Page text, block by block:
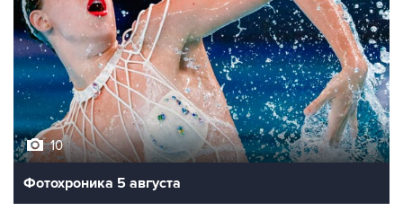
10
Фотохроника 5 августа